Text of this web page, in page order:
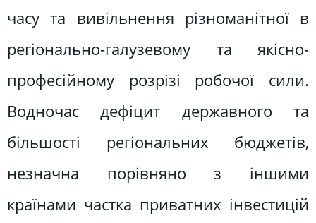
часу та вивільнення різноманітної в
регіонально-галузевому та якісно-
професійному розрізі робочої сили.
Водночас дефіцит державного та
більшості регіональних бюджетів,
незначна порівняно з іншими
країнами частка приватних інвестицій